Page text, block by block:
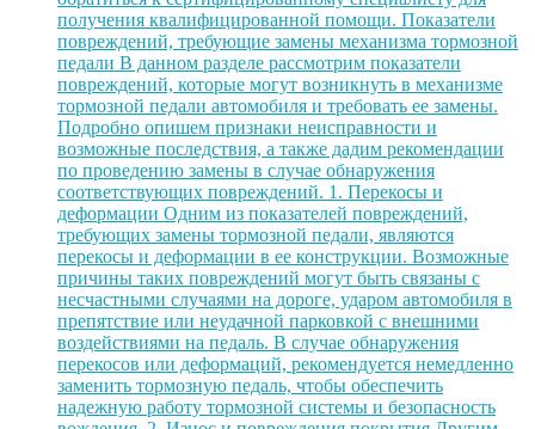
получения квалифицированной помощи. Показатели
повреждений, требующие замены механизма тормозной
педали В данном разделе рассмотрим показатели
повреждений, которые могут возникнуть в механизме
тормозной педали автомобиля и требовать ее замены.
Подробно опишем признаки неисправности и
возможные последствия, а также дадим рекомендации
по проведению замены в случае обнаружения
соответствующих повреждений. 1. Перекосы и
деформации Одним из показателей повреждений,
требующих замены тормозной педали, являются
перекосы и деформации в ее конструкции. Возможные
причины таких повреждений могут быть связаны с
несчастными случаями на дороге, ударом автомобиля в
препятствие или неудачной парковкой с внешними
воздействиями на педаль. В случае обнаружения
перекосов или деформаций, рекомендуется немедленно
заменить тормозную педаль, чтобы обеспечить
надежную работу тормозной системы и безопасность